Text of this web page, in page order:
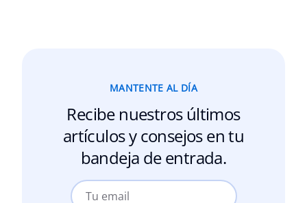
MANTENTE AL DÍA
Recibe nuestros últimos
artículos y consejos en tu
bandeja de entrada.